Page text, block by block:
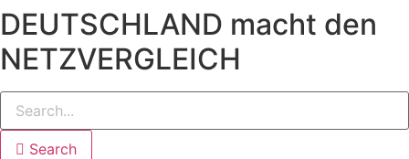
DEUTSCHLAND macht den
NETZVERGLEICH
Search